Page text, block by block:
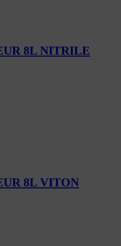
8L NITRILE
8L VITON